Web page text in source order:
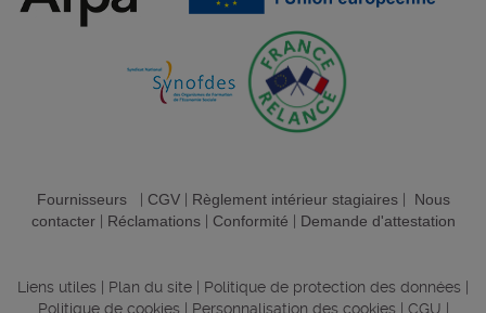
Fournisseurs| CGV| Règlement intérieur stagiaires| Nous
contacter| Réclamations| Conformité Demande d'attestation
Liens utiles Plan du site Politique de protection des données
Politique de cookies
Personnalisation des cookies CGU